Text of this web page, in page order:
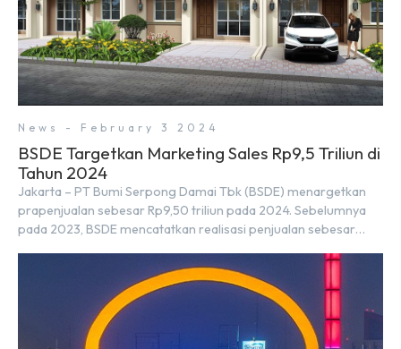
News - February 3 2024
BSDE Targetkan Marketing Sales Rp9,5 Triliun di
Tahun 2024
Jakarta – PT Bumi Serpong Damai Tbk (BSDE) menargetkan
prapenjualan sebesar Rp9,50 triliun pada 2024. Sebelumnya
pada 2023, BSDE mencatatkan realisasi penjualan sebesar
Rp8,80 triliun. Menurut Direktur BSDE Hermawan Wijaya
menghadapi 2024, kondisi ekonomi global maupun nasional
dapat memengaruhi pertimbangan masyarakat untuk
membeli rumah maupun investasi di sektor […]